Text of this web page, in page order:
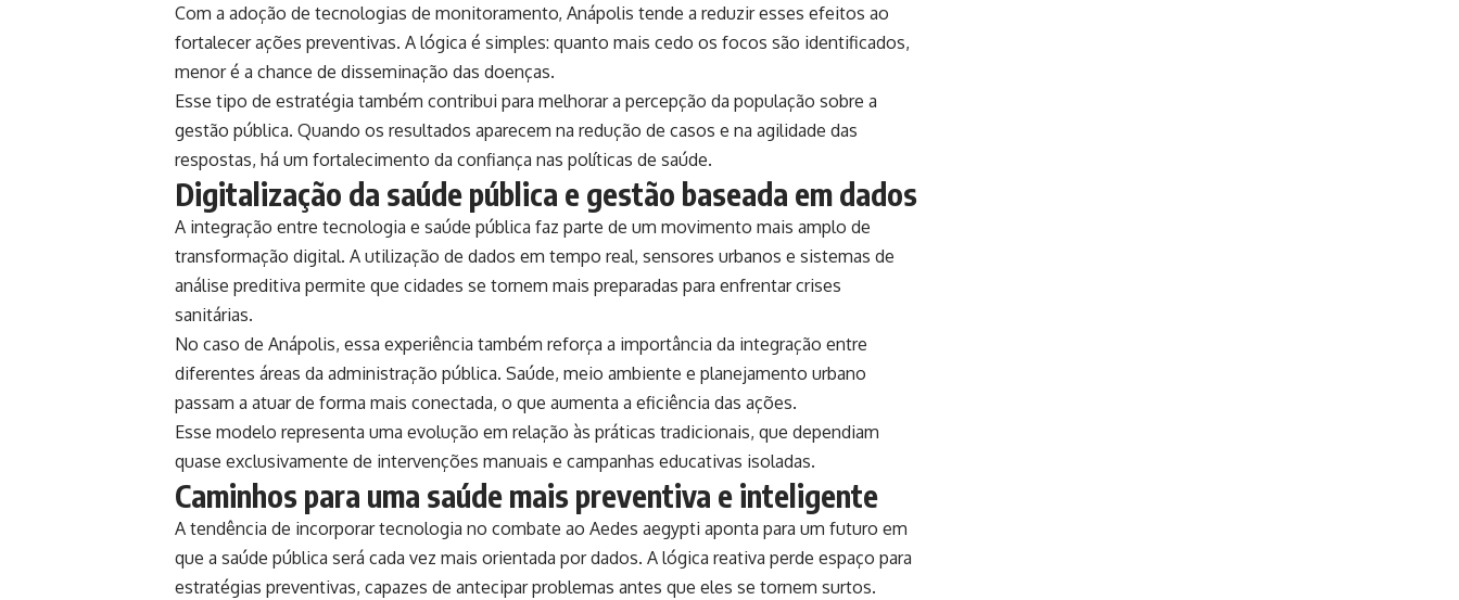
Com a adoção de tecnologias de monitoramento, Anápolis tende a reduzir esses efeitos ao
fortalecer ações preventivas. A lógica é simples: quanto mais cedo os focos são identificados,
menor é a chance de disseminação das doenças.
Esse tipo de estratégia também contribui para melhorar a percepção da população sobre a
gestão pública. Quando os resultados aparecem na redução de casos e na agilidade das
respostas, há um fortalecimento da confiança nas políticas de saúde.
Digitalização da saúde pública e gestão baseada em dados
A integração entre tecnologia e saúde pública faz parte de um movimento mais amplo de
transformação digital. A utilização de dados em tempo real, sensores urbanos e sistemas de
análise preditiva permite que cidades se tornem mais preparadas para enfrentar crises
sanitárias.
No caso de Anápolis, essa experiência também reforça a importância da integração entre
diferentes áreas da administração pública. Saúde, meio ambiente e planejamento urbano
passam a atuar de forma mais conectada, o que aumenta a eficiência das ações.
Esse modelo representa uma evolução em relação às práticas tradicionais, que dependiam
quase exclusivamente de intervenções manuais e campanhas educativas isoladas.
Caminhos para uma saúde mais preventiva e inteligente
A tendência de incorporar tecnologia no combate ao Aedes aegypti aponta para um futuro em
que a saúde pública será cada vez mais orientada por dados. A lógica reativa perde espaço para
estratégias preventivas, capazes de antecipar problemas antes que eles se tornem surtos.